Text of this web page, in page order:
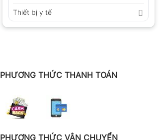
Thiết bị y tế
PHƯƠNG THỨC THANH TOÁN
PHƯƠNG THỨC VẬN CHUYỂN